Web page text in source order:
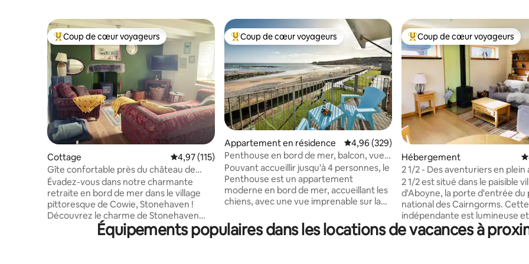
Coups de cœur voyageurs les plus appréciés
Coup de cœur voyageurs
Cottage Évaluation moyenne sur la base de 115 commentaires : 4,97 sur 5
4,97 (115)
Gîte confortable près du château de
Dunnottar – Animaux de compagnie
acceptés
Évadez-vous dans notre charmante
retraite en bord de mer dans le village
pittoresque de Cowie, Stonehaven !
Découvrez le charme de Stonehaven
avec son château historique de
Dunnottar, son port animé et ses
Coups de cœur voyageurs les plus appréciés
Coup de cœur voyageurs
Appartement en résidence Évaluation moyenne sur la base de 329
4,96 (329)
Penthouse en bord de mer, balcon, vue
sur la mer, chiens bienvenus
Pouvant accueillir jusqu'à 4 personnes, le
Penthouse est un appartement
moderne en bord de mer, accueillant les
chiens, avec une vue imprenable sur la
plafonds voûtés avec poutres
apparentes et d'un mur de verre
Coups de cœur voyageurs les
Coup de cœur voyageurs
Hébergement
2 1/2 - Des aventuriers en plein
invités de mariage
2 1/2 est situé dans le paisible
d'Aboyne, la porte d'entrée du
national des Cairngorms.
indépendante est lumineuse et
accueillante, dispose d'un
d'un feu de bois, d'un espace
Équipements populaires dans les locations de vacances à